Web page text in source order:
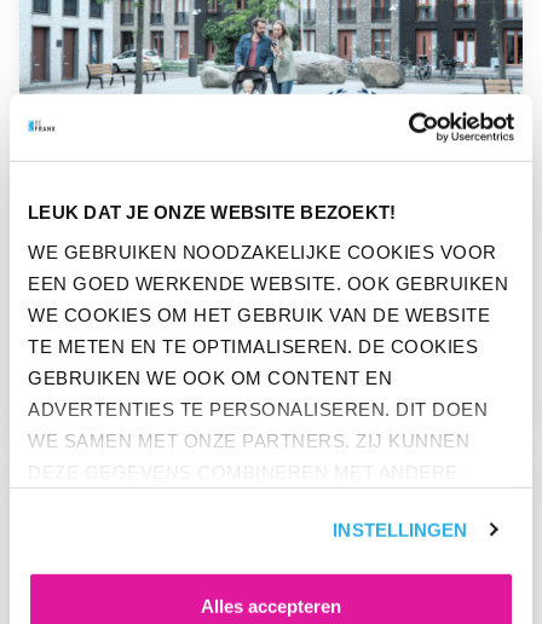
LEUK DAT JE ONZE WEBSITE BEZOEKT!
WE GEBRUIKEN NOODZAKELIJKE COOKIES VOOR
EEN GOED WERKENDE WEBSITE. OOK GEBRUIKEN
WE COOKIES OM HET GEBRUIK VAN DE WEBSITE
TE METEN EN TE OPTIMALISEREN. DE COOKIES
GEBRUIKEN WE OOK OM CONTENT EN
ADVERTENTIES TE PERSONALISEREN. DIT DOEN
WE SAMEN MET ONZE PARTNERS. ZIJ KUNNEN
ACCEPTEREN' ALS JE INSTEMT MET ALLE
NOODZAKELIJKE COOKIES WILT. ONDER 'ZELF
INSTELLINGEN
Alles accepteren
KEUZEHULP
NABESTAANDENPENSIOEN
GENOMINEERD VOOR PENSIOEN
PRO AWARD 2023
NIEUWS